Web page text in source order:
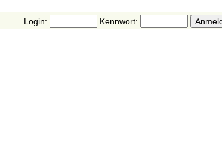
Login: Kennwort: